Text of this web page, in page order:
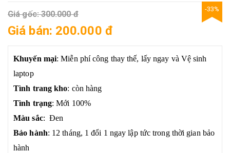
Giá gốc: 300.000 đ
Giá bán: 200.000 đ
-33%
Khuyến mại: Miễn phí công thay thế, lấy ngay và Vệ sinh
laptop
Tình trang kho: còn hàng
Tình trạng: Mới 100%
Màu sắc: Đen
Bảo hành: 12 tháng, 1 đổi 1 ngay lập tức trong thời gian bảo
hành